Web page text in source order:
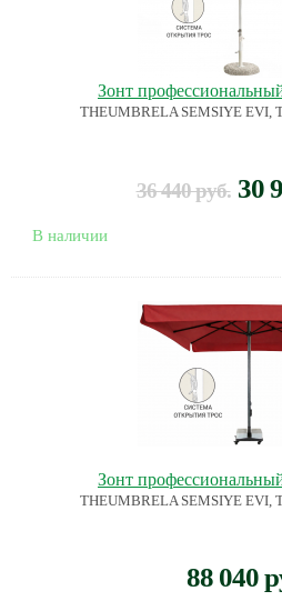
Зонт
THEUMBRELA SEMSIYE EVI,
36 440 руб. 30
В наличии
Зонт
THEUMBRELA SEMSIYE EVI,
88 040